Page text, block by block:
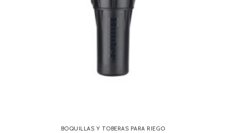
BOQUILLAS Y TOBERAS PARA RIEGO